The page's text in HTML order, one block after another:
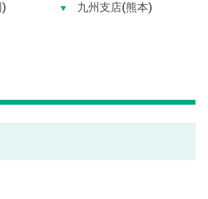
九州支店(熊本)